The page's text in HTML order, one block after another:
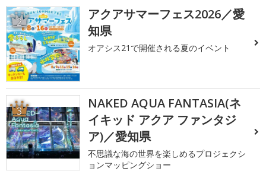
2
アクアサマーフェス2026／愛
知県
オアシス21で開催される夏のイベント
3
NAKED AQUA FANTASIA(ネ
イキッド アクア ファンタジ
ア)／愛知県
不思議な海の世界を楽しめるプロジェクシ
ョンマッピングショー